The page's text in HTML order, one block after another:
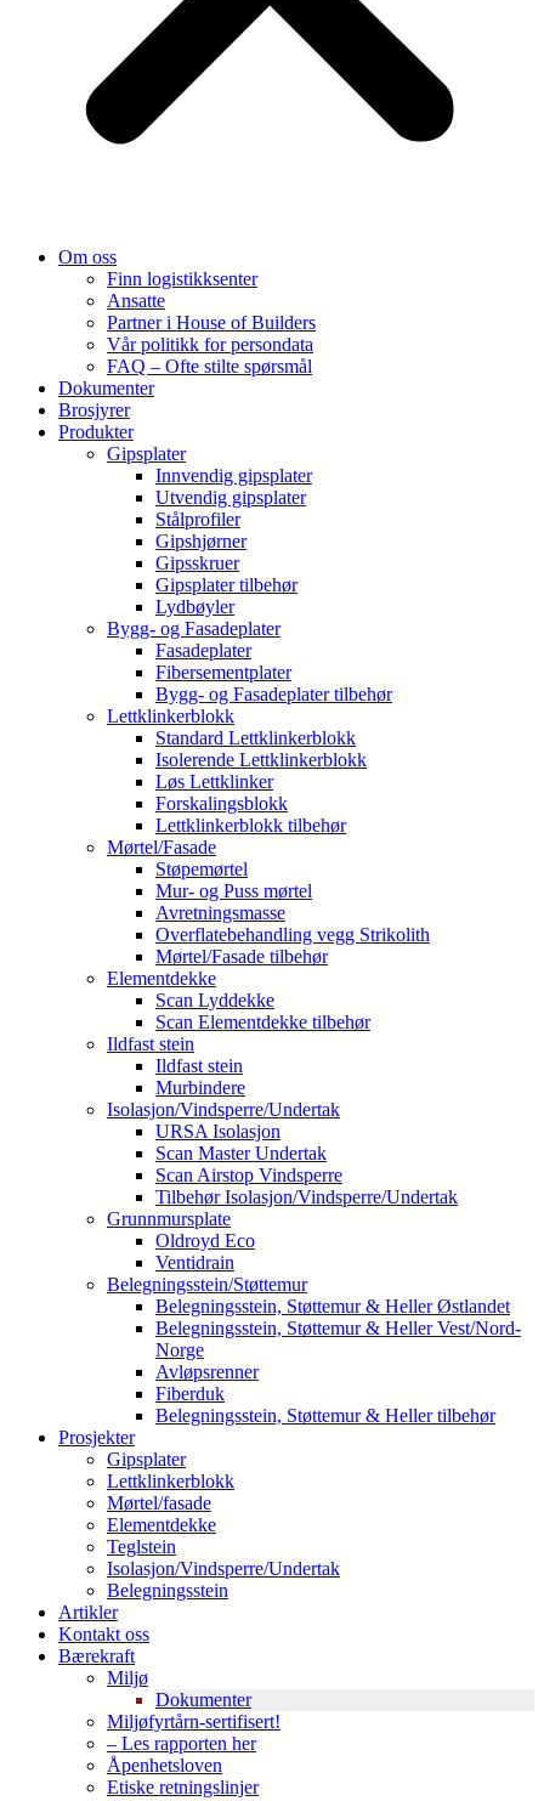
Om oss
Finn logistikksenter
Ansatte
Partner i House of Builders
Vår politikk for persondata
FAQ – Ofte stilte spørsmål
Dokumenter
Brosjyrer
Produkter
Gipsplater
Innvendig gipsplater
Utvendig gipsplater
Stålprofiler
Gipshjørner
Gipsskruer
Gipsplater tilbehør
Lydbøyler
Bygg- og Fasadeplater
Fasadeplater
Fibersementplater
Bygg- og Fasadeplater tilbehør
Lettklinkerblokk
Standard Lettklinkerblokk
Isolerende Lettklinkerblokk
Løs Lettklinker
Forskalingsblokk
Lettklinkerblokk tilbehør
Mørtel/Fasade
Støpemørtel
Mur- og Puss mørtel
Avretningsmasse
Overflatebehandling vegg Strikolith
Mørtel/Fasade tilbehør
Elementdekke
Scan Lyddekke
Scan Elementdekke tilbehør
Ildfast stein
Ildfast stein
Murbindere
Isolasjon/Vindsperre/Undertak
URSA Isolasjon
Scan Master Undertak
Scan Airstop Vindsperre
Tilbehør Isolasjon/Vindsperre/Undertak
Grunnmursplate
Oldroyd Eco
Ventidrain
Belegningsstein/Støttemur
Belegningsstein, Støttemur & Heller Østlandet
Belegningsstein, Støttemur & Heller Vest/Nord-
Norge
Avløpsrenner
Fiberduk
Belegningsstein, Støttemur & Heller tilbehør
Prosjekter
Gipsplater
Lettklinkerblokk
Mørtel/fasade
Elementdekke
Teglstein
Isolasjon/Vindsperre/Undertak
Belegningsstein
Artikler
Kontakt oss
Bærekraft
Miljø
Dokumenter
Miljøfyrtårn-sertifisert!
– Les rapporten her
Åpenhetsloven
Etiske retningslinjer